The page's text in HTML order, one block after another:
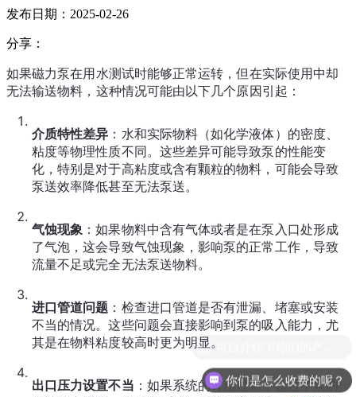
发布日期：2025-02-26
分享：
如果磁力泵在用水测试时能够正常运转，但在实际使用中却
无法输送物料，这种情况可能由以下几个原因引起：
介质特性差异 ：水和实际物料（如化学液体）的密度、
粘度等物理性质不同。这些差异可能导致泵的性能变
化，特别是对于高粘度或含有颗粒的物料，可能会导致
泵送效率降低甚至无法泵送。
气蚀现象 ：如果物料中含有气体或者是在泵入口处形成
了气泡，这会导致气蚀现象，影响泵的正常工作，导致
流量不足或完全无法泵送物料。
进口管道问题 ：检查进口管道是否有泄漏、堵塞或安装
不当的情况。这些问题会直接影响到泵的吸入能力，尤
其是在物料粘度较高时更为明显。
出口压力设置不当 ：如果系统的背压过高，超过了泵的
你们是怎么收费的呢？